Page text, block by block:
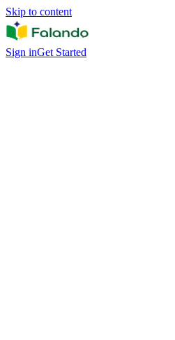
Skip to content
Sign inGet Started